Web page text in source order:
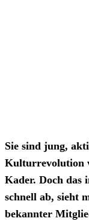
Sie sind jung,
Kulturrevolution
Kader. Doch das
schnell ab, sieht
bekannter